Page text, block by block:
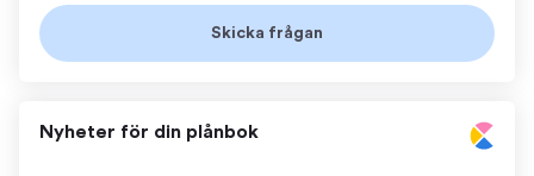
Nyheter för din plånbok